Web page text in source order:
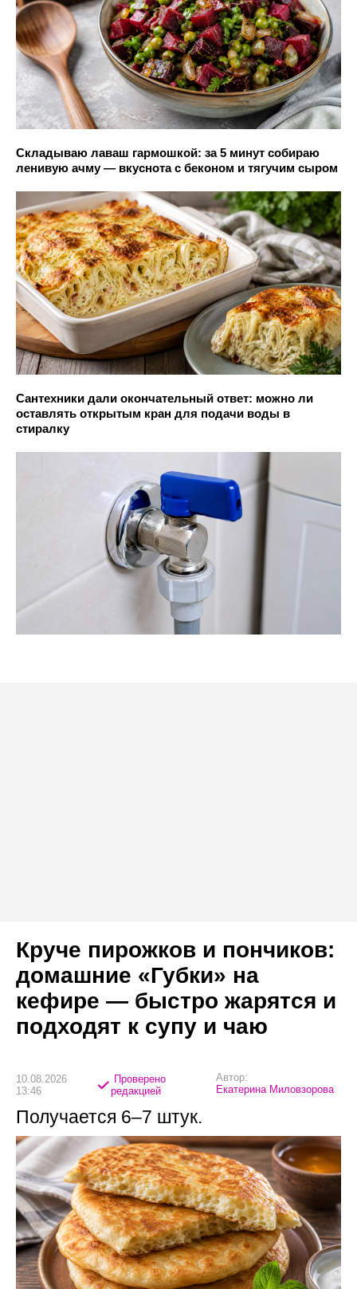
Складываю лаваш гармошкой: за 5 минут собираю
ленивую ачму — вкуснота с беконом и тягучим сыром
Сантехники дали окончательный ответ: можно ли
оставлять открытым кран для подачи воды в
стиралку
Круче пирожков и пончиков:
домашние «Губки» на
кефире — быстро жарятся и
подходят к супу и чаю
10.08.2026
13:46
Проверено
редакцией
Автор:
Екатерина Миловзорова
Получается 6–7 штук.